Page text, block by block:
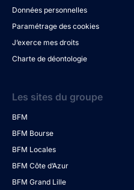
Données personnelles
Paramétrage des cookies
J’exerce mes droits
Charte de déontologie
Les sites du groupe
BFM
BFM Bourse
BFM Locales
BFM Côte d’Azur
BFM Grand Lille